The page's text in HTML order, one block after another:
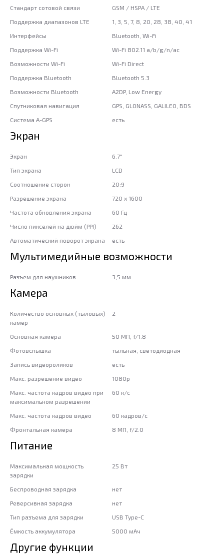
Стандарт сотовой связи
GSM / HSPA / LTE
Поддержка диапазонов LTE
1, 3, 5, 7, 8, 20, 28, 38, 40, 41
Интерфейсы
Bluetooth, Wi-Fi
Поддержка Wi-Fi
Wi-Fi 802.11 a/b/g/n/ac
Возможности Wi-Fi
Wi-Fi Direct
Поддержка Bluetooth
Bluetooth 5.3
Возможности Bluetooth
A2DP, Low Energy
Спутниковая навигация
GPS, GLONASS, GALILEO, BDS
Система A-GPS
есть
Экран
Экран
6.7"
Тип экрана
LCD
Соотношение сторон
20:9
Разрешение экрана
720 x 1600
Частота обновления экрана
60 Гц
Число пикселей на дюйм (PPI)
262
Автоматический поворот экрана
есть
Мультимедийные возможности
Разъем для наушников 3,5 мм
Камера
Количество основных (тыловых)
камер
2
Основная камера
50 МП, f/1.8
Фотовспышка
тыльная, светодиодная
Запись видеороликов
есть
Макс. разрешение видео
1080p
Макс. частота кадров видео при
максимальном разрешении
60 к/c
Макс. частота кадров видео
60 кадров/с
Фронтальная камера
8 МП, f/2.0
Питание
Максимальная мощность
зарядки
25 Вт
Беспроводная зарядка
нет
Реверсивная зарядка
нет
Тип разъема для зарядки
USB Type-C
Ёмкость аккумулятора
5000 мАч
Другие функции